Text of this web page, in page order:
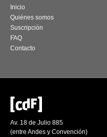
Inicio
Quiénes somos
Suscripción
FAQ
Contacto
Av. 18 de Julio 885
(entre Andes y Convención)